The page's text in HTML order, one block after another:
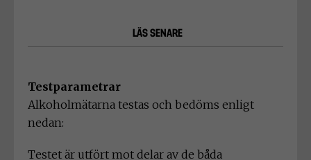
LÄS SENARE
Testparametrar
Alkoholmätarna testas och bedöms enligt
nedan:
Testet är utfört mot delar av de båda